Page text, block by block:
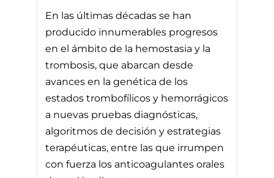
En las últimas décadas se han
producido innumerables progresos
en el ámbito de la hemostasia y la
trombosis, que abarcan desde
avances en la genética de los
estados trombofílicos y hemorrágicos
a nuevas pruebas diagnósticas,
algoritmos de decisión y estrategias
terapéuticas, entre las que irrumpen
con fuerza los anticoagulantes orales